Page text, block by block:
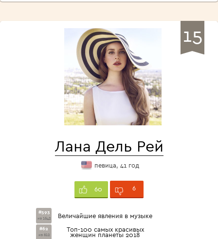
15
Лана Дель Рей
певица, 41 год
60 6
#593
из 1642 Величайшие явления в музыке
#62
из 612
Топ-100 самых красивых
женщин планеты 2018